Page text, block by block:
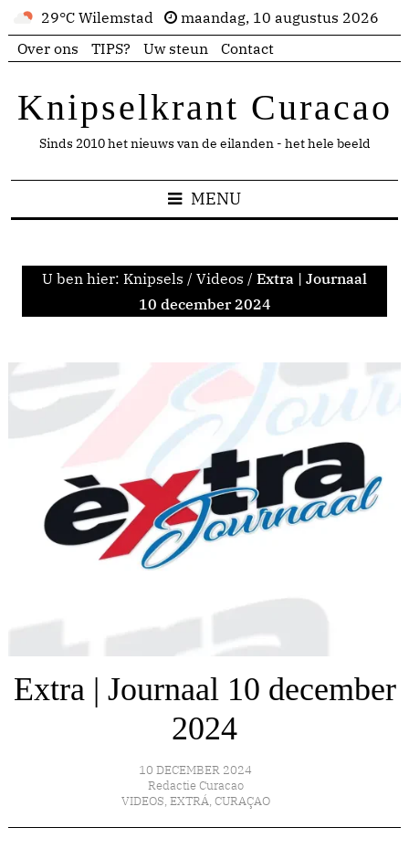
29°C Wilemstad
maandag, 10 augustus 2026
Over ons
TIPS? Uw steun Contact
Knipselkrant Curacao
Sinds 2010 het nieuws van de eilanden - het hele beeld
MENU
U ben hier: Knipsels / Videos / Extra | Journaal
10 december 2024
Extra | Journaal 10 december
2024
10 DECEMBER 2024
Redactie Curacao
VIDEOS, EXTRÁ, CURAÇAO